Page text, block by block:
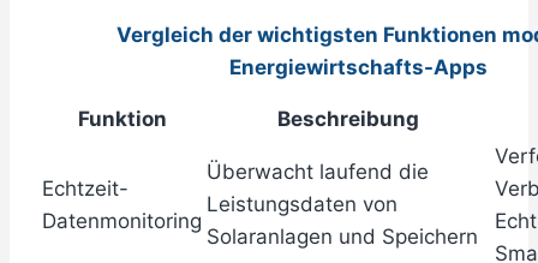
Vergleich der wichtigsten Funktionen
Energiewirtschafts-Apps
Funktion Beschreibung
Echtzeit-
Datenmonitoring
Überwacht laufend die
Leistungsdaten von
Solaranlagen und Speichern